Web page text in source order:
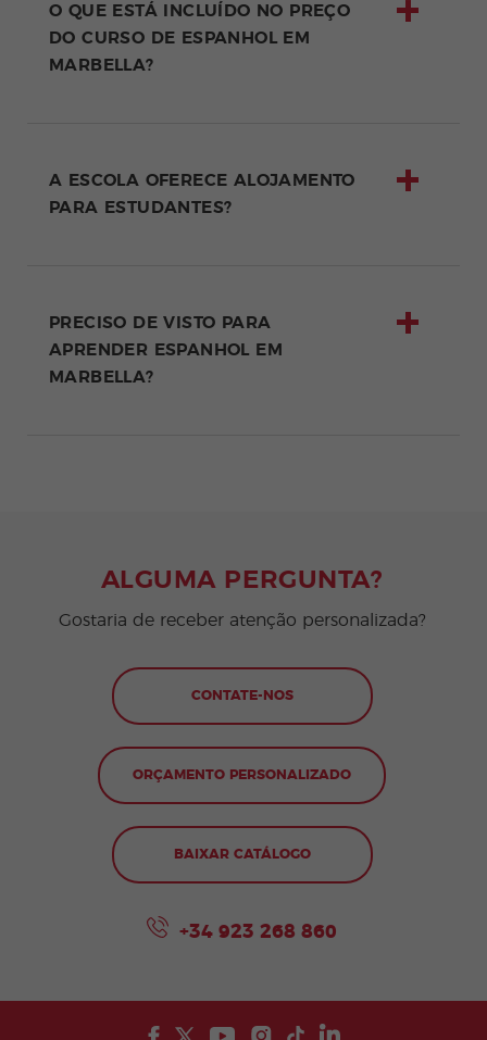
O QUE ESTÁ INCLUÍDO NO PREÇO
DO CURSO DE ESPANHOL EM
MARBELLA?
A ESCOLA OFERECE ALOJAMENTO
PARA ESTUDANTES?
PRECISO DE VISTO PARA
APRENDER ESPANHOL EM
MARBELLA?
ALGUMA PERGUNTA?
Gostaria de receber atenção personalizada?
CONTATE-NOS
ORÇAMENTO PERSONALIZADO
BAIXAR CATÁLOGO
+34 923 268 860